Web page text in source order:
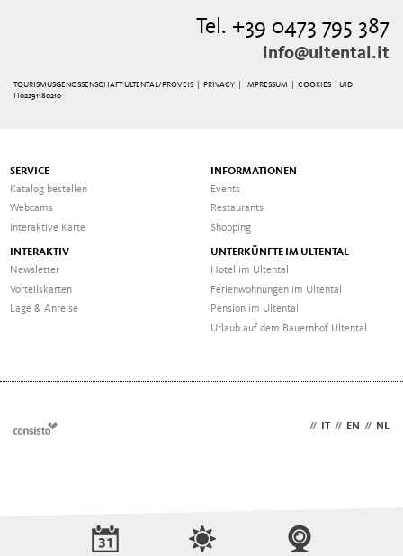
Tel. +39 0473 795 387
info@ultental.it
TOURISMUSGENOSSENSCHAFT ULTENTAL/PROVEIS | PRIVACY IMPRESSUM |COOKIES
| UID
IT02291180210
SERVICE
Katalog bestellen
Webcams
Interaktive Karte
INFORMATIONEN
Events
Restaurants
Shopping
INTERAKTIV
Newsletter
Vorteilskarten
Lage & Anreise
UNTERKÜNFTE IM ULTENTAL
Hotel im Ultental
Ferienwohnungen im Ultental
Pension im Ultental
Urlaub auf dem Bauernhof Ultental
// // EN // NL